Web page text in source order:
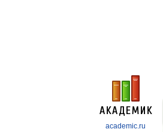
academic.ru